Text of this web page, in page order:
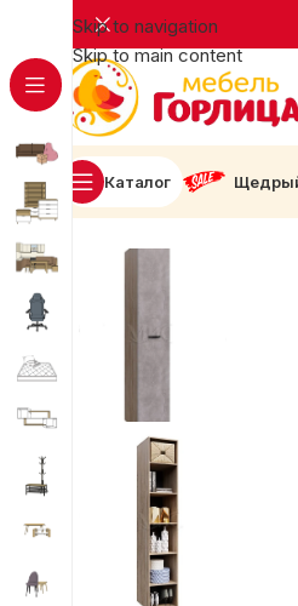
Skip to navigation
Skip to main content
Каталог
Главная Корпусная